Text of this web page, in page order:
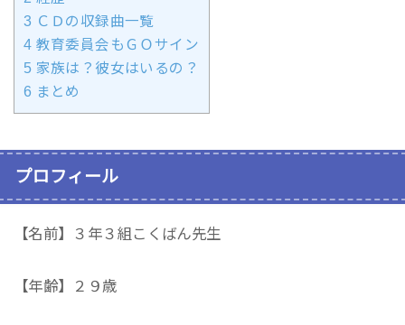
3 ＣＤの収録曲一覧
4 教育委員会もＧＯサイン
5 家族は？彼女はいるの？
6 まとめ
プロフィール
【名前】３年３組こくばん先生
【年齢】２９歳